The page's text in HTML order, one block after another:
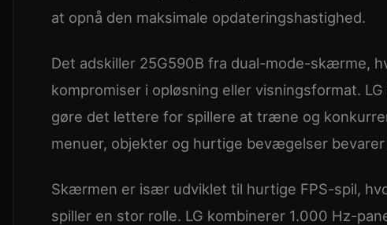
at opnå den maksimale opdateringshastighed.
Det adskiller 25G590B fra dual-mode-skærme,
kompromiser i opløsning eller visningsformat.
gøre det lettere for spillere at træne og
menuer, objekter og hurtige bevægelser bevarer
Skærmen er især udviklet til hurtige FPS-spil,
spiller en stor rolle. LG kombinerer 1.000 Hz-